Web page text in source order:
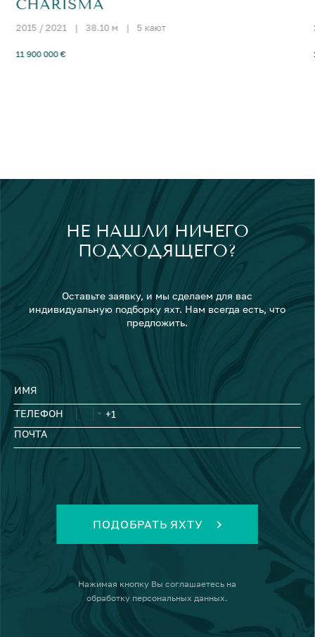
CHARISMA
2015 / 2021 | 38.10 м | 5 кают
11 900 000 €
НЕ НАШЛИ НИЧЕГО
ПОДХОДЯЩЕГО?
Оставьте заявку, и мы сделаем для вас
индивидуальную подборку яхт. Нам всегда есть, что
предложить.
ИМЯ
ТЕЛЕФОН
ПОЧТА
ПОДОБРАТЬ ЯХТУ
Нажимая кнопку Вы соглашаетесь на
обработку персональных данных.